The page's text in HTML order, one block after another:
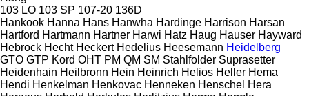
103 LO 103 SP 107-20 136D
Hankook Hanna Hans Hanwha Hardinge Harrison Harsan
Hartford Hartmann Hartner Harwi Hatz Haug Hauser Hayward
Hebrock Hecht Heckert Hedelius Heesemann Heidelberg
GTO GTP Kord OHT PM QM SM Stahlfolder Suprasetter
Heidenhain Heilbronn Hein Heinrich Helios Heller Hema
Hendi Henkelman Henkovac Henneken Henschel Hera